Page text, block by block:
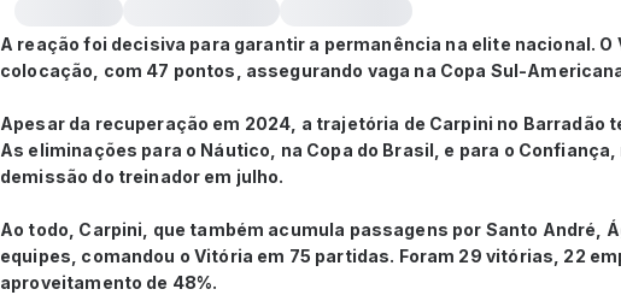
A reação foi decisiva para garantir a permanência na elite nacional. O
colocação, com 47 pontos, assegurando vaga na Copa Sul-
Apesar da recuperação em 2024, a trajetória de Carpini no Barradão
As eliminações para o Náutico, na Copa do Brasil, e para o
demissão do treinador em julho.
Ao todo, Carpini, que também acumula passagens por Santo André,
equipes, comandou o Vitória em 75 partidas. Foram 29 vitórias, 22
aproveitamento de 48%.